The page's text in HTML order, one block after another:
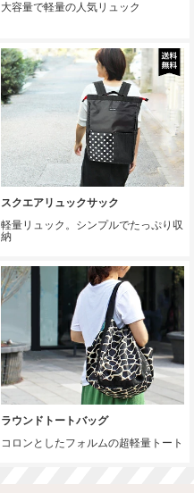
大容量で軽量の人気リュック
スクエアリュックサック
軽量リュック。シンプルでたっぷり収
納
ラウンドトートバッグ
コロンとしたフォルムの超軽量トート